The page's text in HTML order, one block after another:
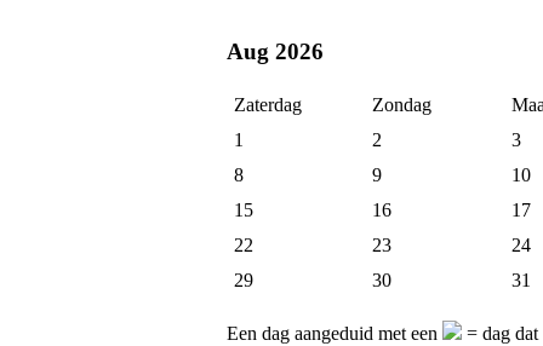
Aug 2026
Zaterdag Zondag
1
2
3
8
9
10
15
16
17
22
23
24
29
30 31
Een dag aangeduid met een = dag